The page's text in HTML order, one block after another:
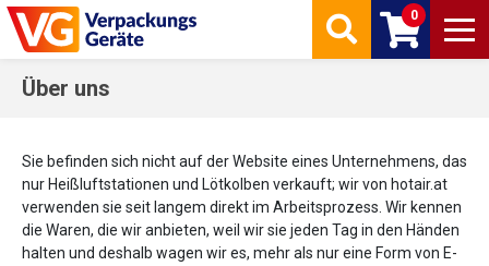
0
Über uns
Sie befinden sich nicht auf der Website eines Unternehmens, das
nur Heißluftstationen und Lötkolben verkauft; wir von hotair.at
verwenden sie seit langem direkt im Arbeitsprozess. Wir kennen
die Waren, die wir anbieten, weil wir sie jeden Tag in den Händen
halten und deshalb wagen wir es, mehr als nur eine Form von E-